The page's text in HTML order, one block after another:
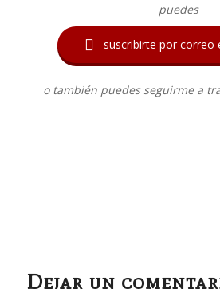
puedes
 suscribirte por correo
o también puedes seguirme a
Dejar un